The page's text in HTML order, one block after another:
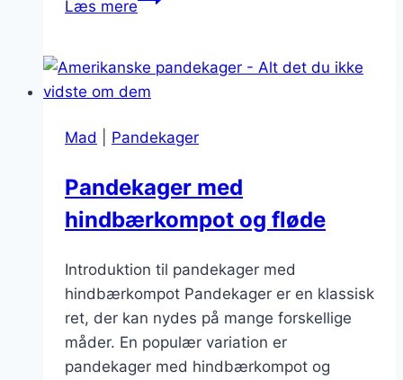
Læs mere
og
fløde
Mad Pandekager
Pandekager med
hindbærkompot og fløde
Introduktion til pandekager med
hindbærkompot Pandekager er en klassisk
ret, der kan nydes på mange forskellige
måder. En populær variation er
pandekager med hindbærkompot og